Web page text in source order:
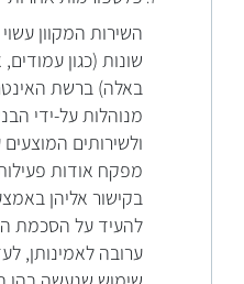
השירות המקוון
שונות (כגון
באלה) ברשת
מנוהלות על-ידי
ולשירותים
מפקח אודות
בקישור אליהן
להעיד על הסכמת
ערובה לאמינותן,